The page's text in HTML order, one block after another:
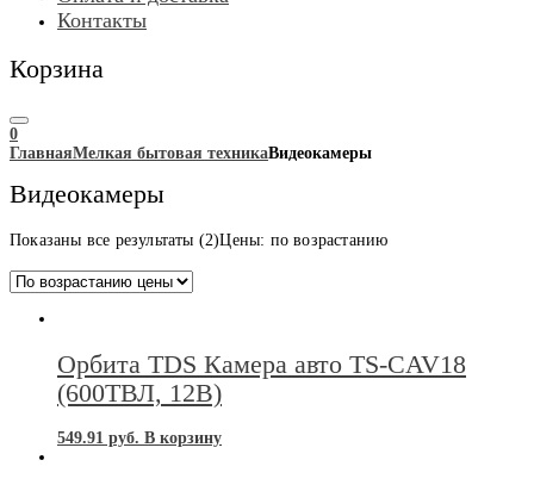
Контакты
Корзина
0
ГлавнаяМелкая бытовая техникаВидеокамеры
Видеокамеры
Показаны все результаты (2)Цены: по возрастанию
Орбита TDS Камера авто TS-CAV18
(600ТВЛ, 12В)
549.91 руб. В корзину